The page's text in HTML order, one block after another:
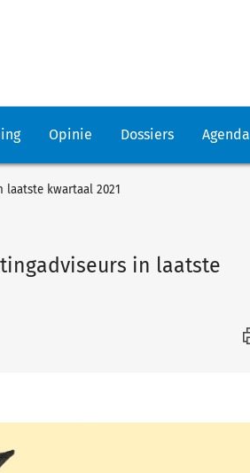
Opinie Dossiers Agenda
kwartaal 2021
in laatste